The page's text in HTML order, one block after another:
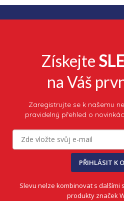
Získejte
na Váš
Zaregistrujte se k našemu
pravidelný přehled o
PŘIHLÁSIT K
Slevu nelze kombinovat s dalšími
produkty značek